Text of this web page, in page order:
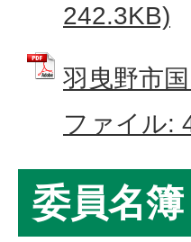
242.3KB)
羽曳野市
ファイル:
委員名簿